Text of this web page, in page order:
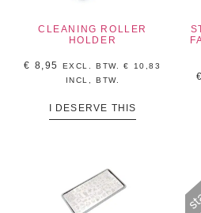
CLEANING ROLLER
HOLDER
€ 8,95 EXCL. BTW.€
10,83
INCL, BTW.
I DESERVE THIS
€